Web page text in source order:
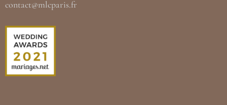
contact@mlcparis.fr